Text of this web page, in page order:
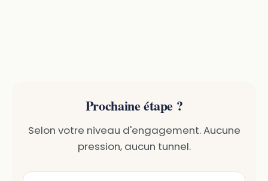
Prochaine étape ?
Selon votre niveau d'engagement. Aucune
pression, aucun tunnel.